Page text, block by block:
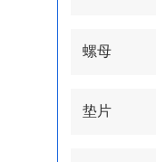
螺母
垫片